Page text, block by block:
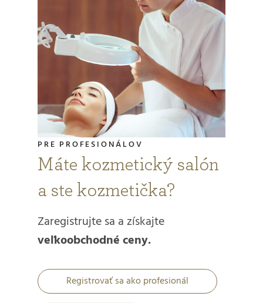
PRE PROFESIONÁLOV
Máte kozmetický salón
a ste kozmetička?
Zaregistrujte sa a získajte
veľkoobchodné ceny.
Registrovať sa ako profesionál